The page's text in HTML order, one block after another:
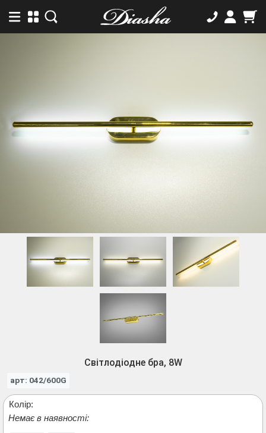
Світлодіодне бра, 8W
арт: 042/600G
Колір:
Немає в наявності: